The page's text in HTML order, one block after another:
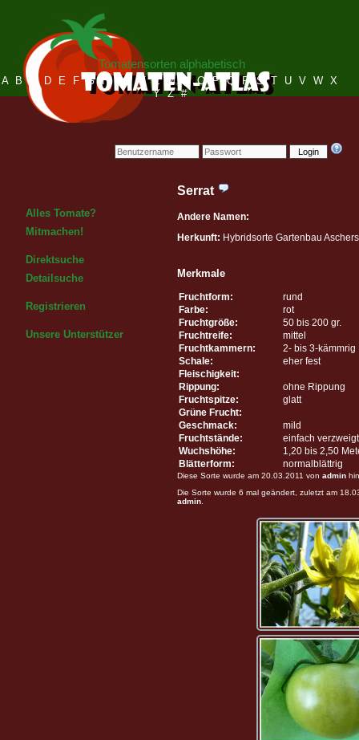
Login
Tomatensorten alphabetisch
A B C D E F G H I J K L M N O P Q R S T U V W X
Y Z #
Alles Tomate?
Mitmachen!
Direktsuche
Detailsuche
Registrieren
Unsere Unterstützer
Serrat
Andere Namen:
Herkunft: Hybridsorte Gartenbau
Merkmale
Fruchtform:
rund
Farbe:
rot
Fruchtgröße:
50 bis 200 gr.
Fruchtreife:
mittel
Fruchtkammern:
2- bis 3-kämmrig
Schale:
eher fest
Fleischigkeit:
Rippung:
ohne Rippung
Fruchtspitze:
glatt
Grüne Frucht:
Geschmack:
mild
Fruchtstände:
einfach verzweigt
Wuchshöhe:
1,20 bis 2,50
Blätterform:
normalblättrig
Diese Sorte wurde am 20.03.2011 von admin
Die Sorte wurde 6 mal geändert, zuletzt am
admin